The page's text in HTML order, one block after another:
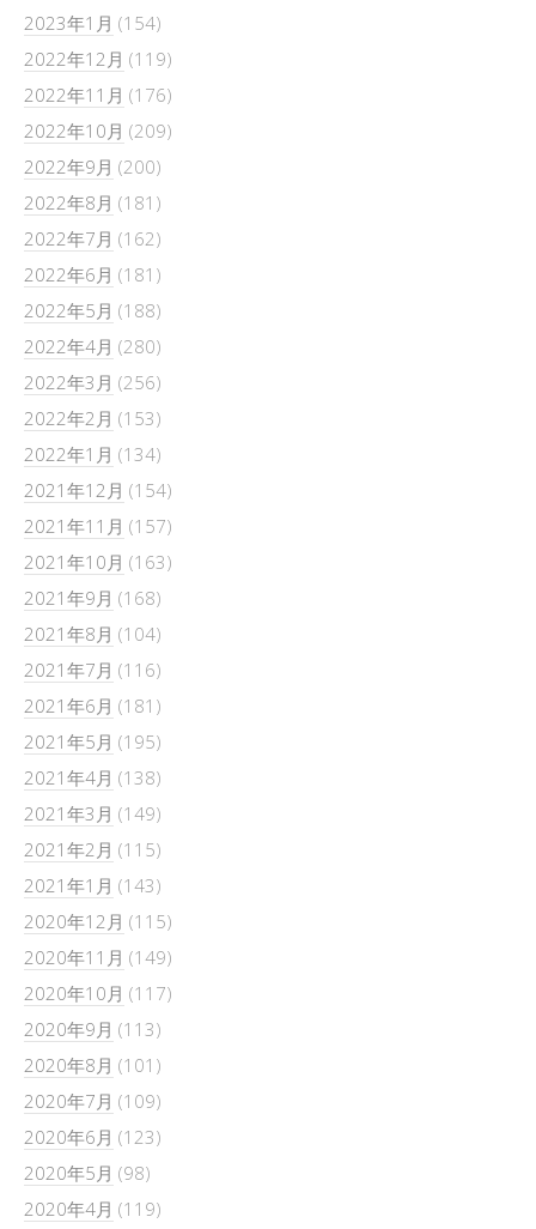
2023年1月 (154)
2022年12月 (119)
2022年11月 (176)
2022年10月 (209)
2022年9月 (200)
2022年8月 (181)
2022年7月 (162)
2022年6月 (181)
2022年5月 (188)
2022年4月 (280)
2022年3月 (256)
2022年2月 (153)
2022年1月 (134)
2021年12月 (154)
2021年11月 (157)
2021年10月 (163)
2021年9月 (168)
2021年8月 (104)
2021年7月 (116)
2021年6月 (181)
2021年5月 (195)
2021年4月 (138)
2021年3月 (149)
2021年2月 (115)
2021年1月 (143)
2020年12月 (115)
2020年11月 (149)
2020年10月 (117)
2020年9月 (113)
2020年8月 (101)
2020年7月 (109)
2020年6月 (123)
2020年5月 (98)
2020年4月 (119)